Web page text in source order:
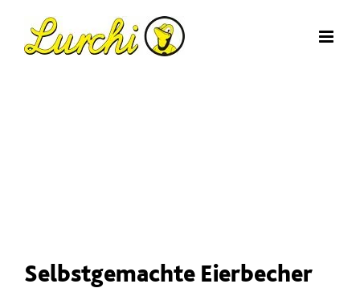
springen
Selbstgemachte Eierbecher